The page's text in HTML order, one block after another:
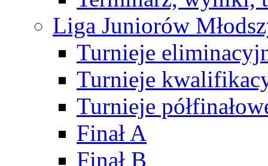
Liga Juniorów
Turnieje
Turnieje
Turnieje
Finał A
Finał B